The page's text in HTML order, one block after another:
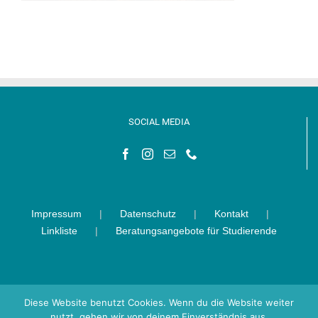
SOCIAL MEDIA
Impressum Datenschutz
Kontakt
Linkliste
Beratungsangebote für Studierende
Diese Website benutzt Cookies. Wenn du die Website weiter